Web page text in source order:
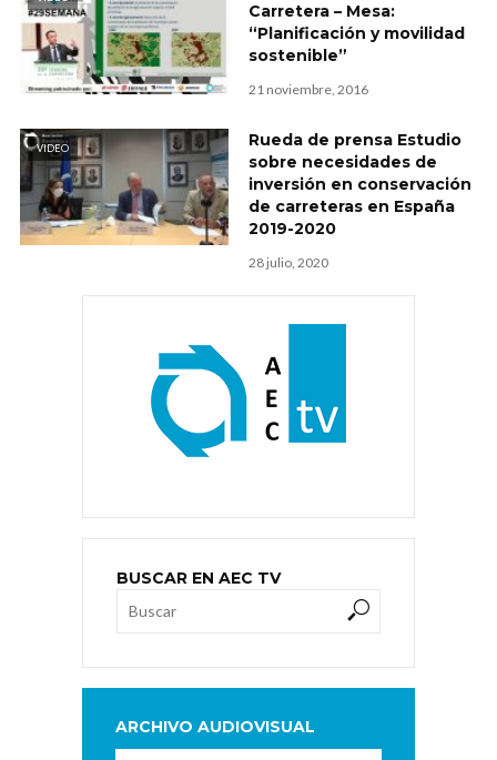
Carretera – Mesa:
“Planificación y movilidad
sostenible”
21 noviembre, 2016
VIDEO
Rueda de prensa Estudio
sobre necesidades de
inversión en conservación
de carreteras en España
2019-2020
28 julio, 2020
BUSCAR EN AEC TV
ARCHIVO AUDIOVISUAL